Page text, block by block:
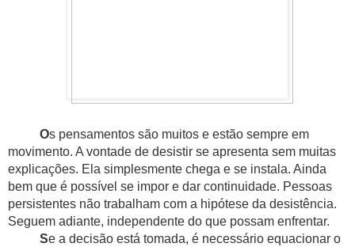
Os pensamentos são muitos e estão sempre em
movimento. A vontade de desistir se apresenta sem muitas
explicações. Ela simplesmente chega e se instala. Ainda
bem que é possível se impor e dar continuidade. Pessoas
persistentes não trabalham com a hipótese da desistência.
Seguem adiante, independente do que possam enfrentar.
Se a decisão está tomada, é necessário equacionar o